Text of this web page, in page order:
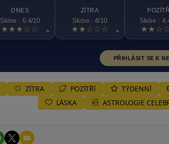
DNES
Skóre : 6.4/10
★★★☆☆ >
ZÍTRA
Skóre : 4/10
★★☆☆☆ >
POZÍTŘÍ
Skóre :
PŘIHLÁSIT SE K
ZÍTRA POZÍTŘÍ TÝDENNÍ
LÁSKA
ASTROLOGIE